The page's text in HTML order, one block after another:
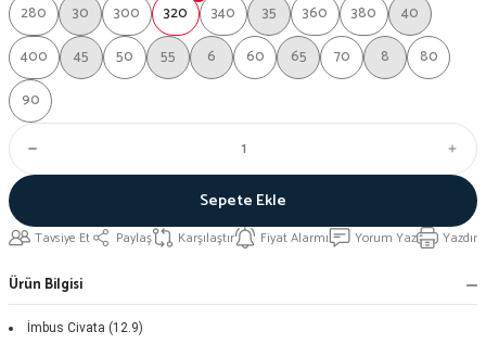
280
30 300 320 340 35 360 380
40
400
45 50 55 6 60 65 70 8
80
90
Sepete Ekle
Tavsiye Et Paylaş Karşılaştır Fiyat Alarmı Yorum Yaz Yazdır
Ürün Bilgisi
İmbus Civata (12.9)